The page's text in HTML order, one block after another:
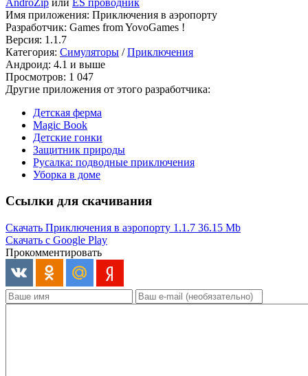
Имя приложения: Приключения в аэропорту
Разработчик: Games from YovoGames !
Версия: 1.1.7
Категория: Симуляторы /Приключения
Андроид: 4.1 и выше
Просмотров: 1 047
Другие приложения от этого разработчика:
Детская ферма
Magic Book
Детские гонки
Защитник природы
Русалка: подводные приключения
Уборка в доме
Ссылки для скачивания
Скачать Приключения в аэропорту 1.1.7 36.15 Mb
Скачать с Google Play
Прокомментировать